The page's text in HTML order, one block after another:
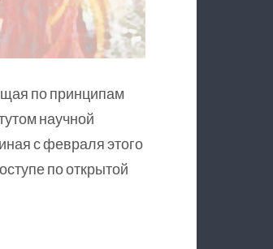
по принципам
научной
с февраля этого
по открытой